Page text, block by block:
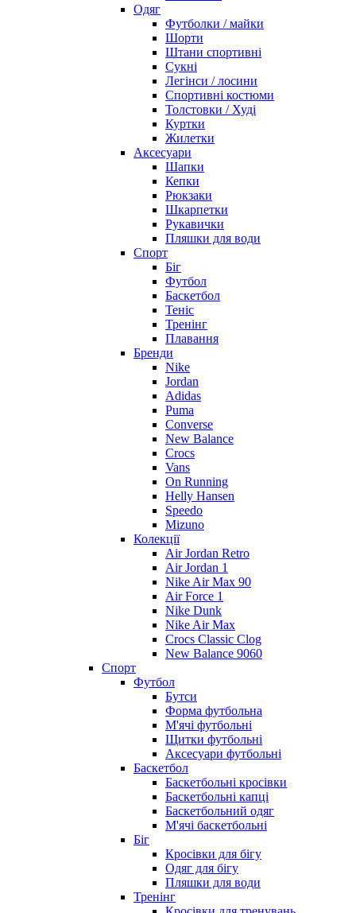
Одяг
Футболки / майки
Шорти
Штани спортивні
Сукні
Легінси / лосини
Спортивні костюми
Толстовки / Худі
Куртки
Жилетки
Аксесуари
Шапки
Кепки
Рюкзаки
Шкарпетки
Рукавички
Пляшки для води
Спорт
Біг
Футбол
Баскетбол
Теніс
Тренінг
Плавання
Бренди
Nike
Jordan
Adidas
Puma
Converse
New Balance
Crocs
Vans
On Running
Helly Hansen
Speedo
Mizuno
Колекції
Air Jordan Retro
Air Jordan 1
Nike Air Max 90
Air Force 1
Nike Dunk
Nike Air Max
Crocs Classic Clog
New Balance 9060
Спорт
Футбол
Бутси
Форма футбольна
М'ячі футбольні
Щитки футбольні
Аксесуари футбольні
Баскетбол
Баскетбольні кросівки
Баскетбольні капці
Баскетбольний одяг
М'ячі баскетбольні
Біг
Кросівки для бігу
Одяг для бігу
Пляшки для води
Тренінг